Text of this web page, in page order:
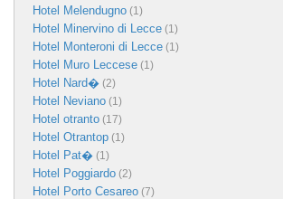
Hotel Melendugno (1)
Hotel Minervino di Lecce (1)
Hotel Monteroni di Lecce (1)
Hotel Muro Leccese (1)
Hotel Nard� (2)
Hotel Neviano (1)
Hotel otranto (17)
Hotel Otrantop (1)
Hotel Pat� (1)
Hotel Poggiardo (2)
Hotel Porto Cesareo (7)